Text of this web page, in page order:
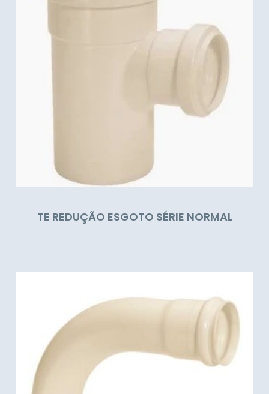
TE REDUÇÃO ESGOTO SÉRIE NORMAL